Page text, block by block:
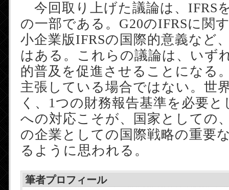
今回取り上げた議論は、IFRS
の一部である。G20のIFRSに関
小企業版IFRSの国際的意義など
はある。これらの議論は、いず
的普及を促進させることになる
主張している場合ではない。世
く、1つの財務報告基準を必要
への対応こそが、国家としての
の企業としての国際戦略の重要
るように思われる。
筆者プロフィール